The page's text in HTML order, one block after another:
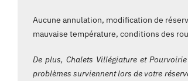
Aucune annulation, modification de
mauvaise température, conditions des
De plus, Chalets Villégiature et
problèmes surviennent lors de votre